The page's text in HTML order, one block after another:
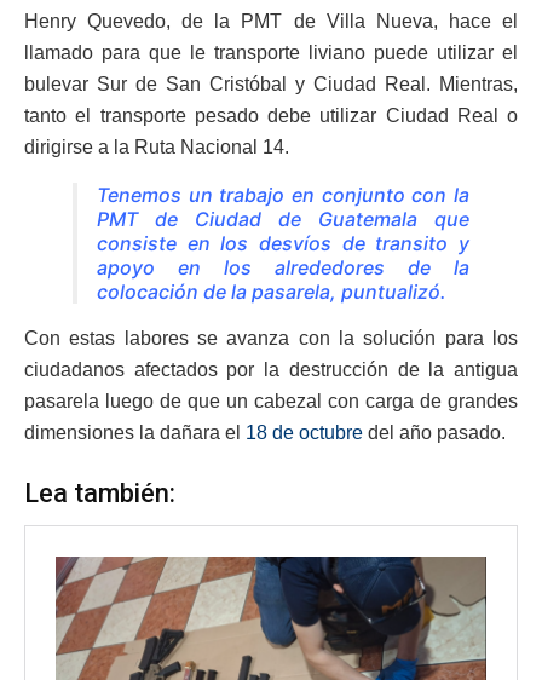
Henry Quevedo, de la PMT de Villa Nueva, hace el
llamado para que le transporte liviano puede utilizar el
bulevar Sur de San Cristóbal y Ciudad Real. Mientras,
tanto el transporte pesado debe utilizar Ciudad Real o
dirigirse a la Ruta Nacional 14.
Tenemos un trabajo en conjunto con la
PMT de Ciudad de Guatemala que
consiste en los desvíos de transito y
apoyo en los alrededores de la
colocación de la pasarela, puntualizó.
Con estas labores se avanza con la solución para los
ciudadanos afectados por la destrucción de la antigua
pasarela luego de que un cabezal con carga de grandes
dimensiones la dañara el 18 de octubre del año pasado.
Lea también: